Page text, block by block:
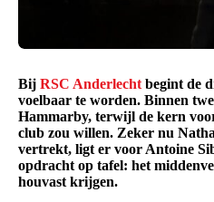
Bij RSC Anderlecht begint de
voelbaar te worden. Binnen
Hammarby, terwijl de kern
club zou willen. Zeker nu
vertrekt, ligt er voor Antoine
opdracht op tafel: het
houvast krijgen.